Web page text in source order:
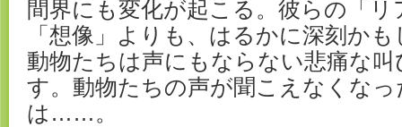
間界にも変化が起こる。彼らの「
「想像」よりも、はるかに深刻か
動物たちは声にもならない悲痛な
す。動物たちの声が聞こえなくな
は……。